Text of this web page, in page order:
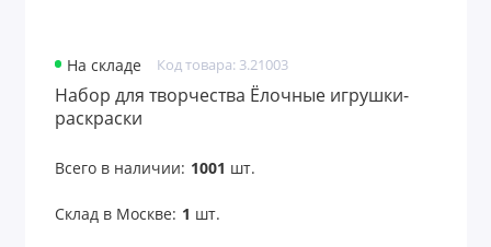
На складе Код товара: 3.21003
Набор для творчества Ёлочные игрушки-
раскраски
Всего в наличии: 1001 шт.
Склад в Москве: 1 шт.